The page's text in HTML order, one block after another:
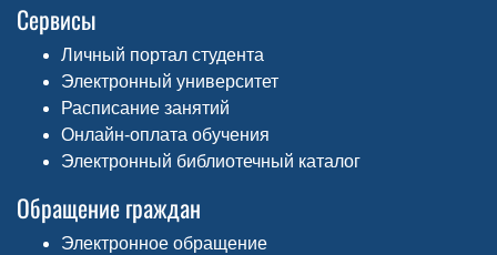
Сервисы
Личный портал студента
Электронный университет
Расписание занятий
Онлайн-оплата обучения
Электронный библиотечный каталог
Обращение граждан
Электронное обращение